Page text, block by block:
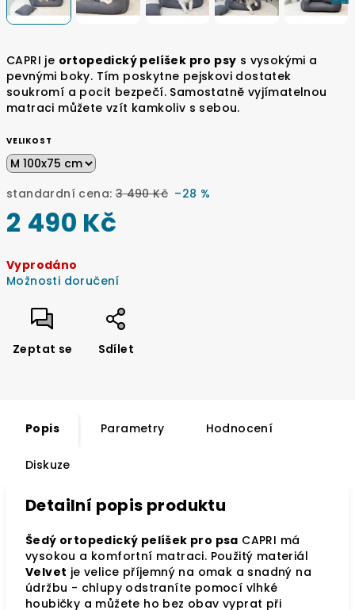
CAPRI je ortopedický pelíšek pro psy s vysokými a
pevnými boky. Tím poskytne pejskovi dostatek
soukromí a pocit bezpečí. Samostatně vyjímatelnou
matraci můžete vzít kamkoliv s sebou.
VELIKOST
standardní cena: 3 490 Kč –28 %
2 490 Kč
cena:
Vyprodáno
Možnosti doručení
Zeptat se Sdílet
Popis Parametry Hodnocení
Diskuze
Detailní popis produktu
Šedý ortopedický pelíšek pro psa CAPRI má
vysokou a komfortní matraci. Použitý materiál
Velvet je velice příjemný na omak a snadný na
údržbu - chlupy odstraníte pomocí vlhké
houbičky a můžete ho bez obav vyprat při